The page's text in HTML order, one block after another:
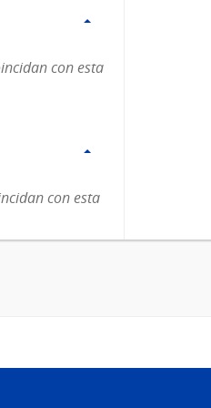
con esta
con esta